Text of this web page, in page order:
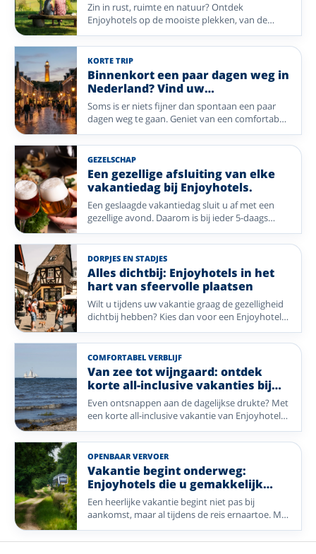
Zin in rust, ruimte en natuur? Ontdek
Enjoyhotels op de mooiste plekken, van de
Veluwe en Achterhoek tot de Wadden, het
Sauerland, de Lüneburger Heide, de Ardennen
en de Franse Noord-Vogezen. Wandel door
bossen en over heidevelden, adem de frisse
zeelucht in of geniet van glooiende
landschappen. Na een dag buiten wacht uw
sfeervolle Enjoyhotel.
KORTE TRIP
Binnenkort een paar dagen weg in
Nederland? Vind uw
Enjoyvakantie; van eilandleven tot
wellness
Soms is er niets fijner dan spontaan een paar
dagen weg te gaan. Geniet van een comfortabel
verblijf, heerlijke maaltijden, gezellig
entertainment en de persoonlijke gastvrijheid
van een Enjoyhotel. Of u nu kiest voor de
Waddeneilanden of een sfeervolle stad: uw
ontspannen vakantie begint hier.
GEZELSCHAP
Een gezellige afsluiting van elke
vakantiedag bij Enjoyhotels.
Een geslaagde vakantiedag sluit u af met een
gezellige avond. Daarom is bij ieder 5-daags
alles-inclusief-arrangement van Enjoyhotels een
avondprogramma inbegrepen. Van live muziek
en bingo tot een ontspannen wandeling of een
wijnproeverij: elk hotel geeft hier zijn eigen
invulling aan. Op deze pagina vergelijkt u acht
hotels in Nederland, België en Duitsland met
ieder een eigen, sfeervol avondprogramma.
DORPJES EN STADJES
Alles dichtbij: Enjoyhotels in het
hart van sfeervolle plaatsen
Wilt u tijdens uw vakantie graag de gezelligheid
dichtbij hebben? Kies dan voor een Enjoyhotel
in of nabij het centrum. Van historische pleinen
en sfeervolle winkelstraten tot gezellige
dorpskernen: stap de deur uit en ontdek direct
de charme van uw vakantiebestemming. Geniet
van comfort, gastvrijheid en alle mooie plekken
die op loopafstand liggen.
COMFORTABEL VERBLIJF
Van zee tot wijngaard: ontdek
korte all-inclusive vakanties bij
Enjoyhotels
Even ontsnappen aan de dagelijkse drukte? Met
een korte all-inclusive vakantie van Enjoyhotels
geniet u in een paar dagen van alles wat een
vakantie bijzonder maakt. Van frisse zeelucht op
de Waddeneilanden tot prachtige landschappen
en gezellige plaatsen in Duitsland en België: uw
verblijf is compleet verzorgd, zodat u alleen nog
hoeft te genieten.
OPENBAAR VERVOER
Vakantie begint onderweg:
Enjoyhotels die u gemakkelijk
bereikt met het OV
Een heerlijke vakantie begint niet pas bij
aankomst, maar al tijdens de reis ernaartoe. Met
deze selectie Enjoyhotels reist u comfortabel
met het openbaar vervoer naar bijzondere